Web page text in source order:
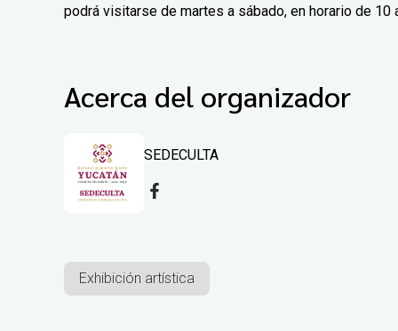
podrá visitarse de martes a sábado, en horario de 10
Acerca del organizador
SEDECULTA
Exhibición artística